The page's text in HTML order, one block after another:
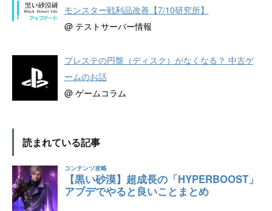
モンスター戦利品改善【7/10研究所】
@ テストサーバー情報
プレステの円盤（ディスク）がなくなる？ 中古ゲ
ームのお話
@ ゲームコラム
読まれている記事